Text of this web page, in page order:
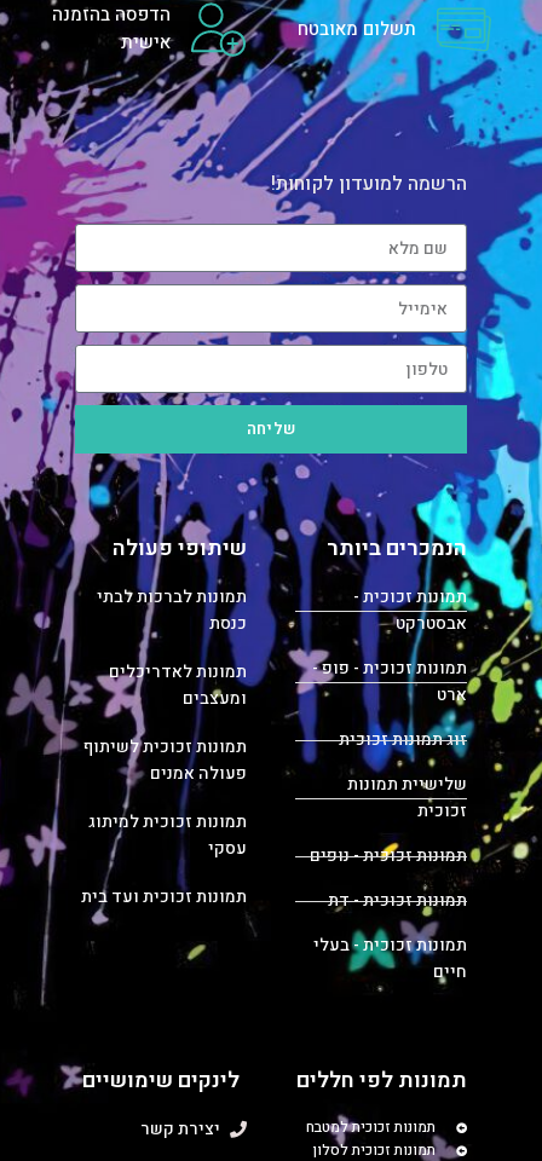
תשלום מאובטח
הדפסה בהזמנה
אישית
הרשמה למועדון לקוחות!
שליחה
הנמכרים ביותר
תמונות זכוכית -
אבסטרקט
תמונות זכוכית - פופ -
ארט
זוג תמונות זכוכית
שלישיית תמונות
זכוכית
תמונות זכוכית - נופים
תמונות זכוכית - דת
תמונות זכוכית - בעלי
חיים
שיתופי פעולה
תמונות לברכות לבתי
כנסת
תמונות לאדריכלים
ומעצבים
תמונות זכוכית לשיתוף
פעולה אמנים
תמונות זכוכית למיתוג
עסקי
תמונות זכוכית ועד בית
תמונות לפי חללים
תמונות זכוכית למטבח
תמונות זכוכית לסלון
לינקים שימושיים
יצירת קשר